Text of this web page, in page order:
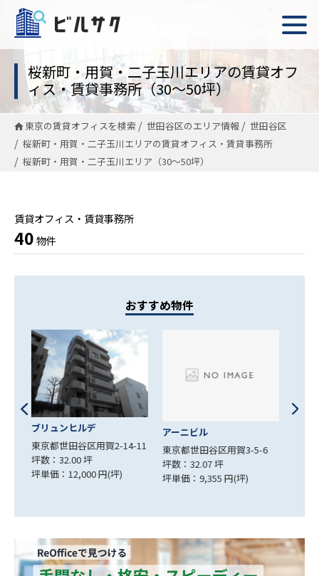
桜新町・用賀・二子玉川エリアの賃貸オフ
ィス・賃貸事務所（30〜50坪）
東京の賃貸オフィスを検索 世田谷区のエリア情報
世田谷区
桜新町・用賀・二子玉川エリアの賃貸オフィス・賃貸事務所
桜新町・用賀・二子玉川エリア（30〜50坪）
賃貸オフィス・賃貸事務所
40物件
おすすめ物件
アーニビル
東京都世田谷区用賀3-5-6
坪数：32.07 坪
坪単価：9,355 円(坪)
桜新町新築ビル
東京都世田谷区桜新町1-14-
17
坪数：47.12 坪
坪単価：25,000 円(坪)